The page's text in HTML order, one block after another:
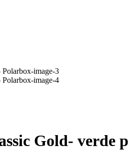
Gold- verde